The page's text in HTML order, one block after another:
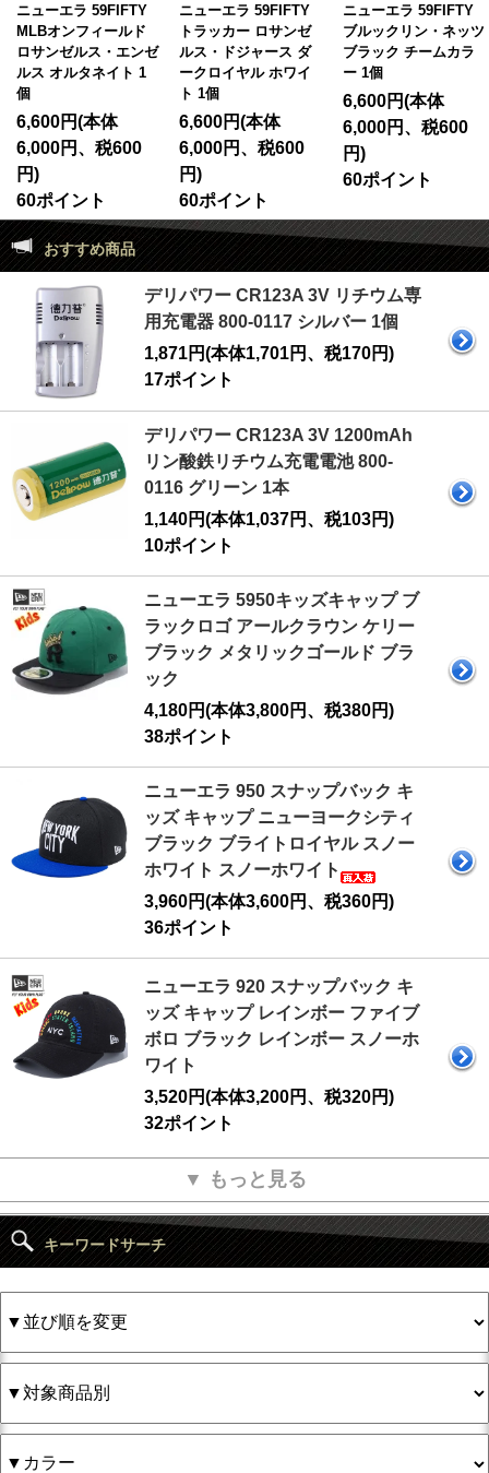
ニューエラ 59FIFTY
MLBオンフィールド
ロサンゼルス・エンゼ
ルス オルタネイト 1
個
6,600円(本体
6,000円、税600
円)
60ポイント
ニューエラ 59FIFTY
トラッカー ロサンゼ
ルス・ドジャース ダ
ークロイヤル ホワイ
ト 1個
6,600円(本体
6,000円、税600
円)
60ポイント
ニューエラ 59FIFTY
ブルックリン・ネッツ
ブラック チームカラ
ー 1個
6,600円(本体
6,000円、税600
円)
60ポイント
おすすめ商品
デリパワー CR123A 3V リチウム専
用充電器 800-0117 シルバー 1個
1,871円(本体1,701円、税170円)
17ポイント
デリパワー CR123A 3V 1200mAh
リン酸鉄リチウム充電電池 800-
0116 グリーン 1本
1,140円(本体1,037円、税103円)
10ポイント
ニューエラ 5950キッズキャップ ブ
ラックロゴ アールクラウン ケリー
ブラック メタリックゴールド ブラ
ック
4,180円(本体3,800円、税380円)
38ポイント
ニューエラ 950 スナップバック キ
ッズ キャップ ニューヨークシティ
ブラック ブライトロイヤル スノー
ホワイト スノーホワイト
3,960円(本体3,600円、税360円)
36ポイント
ニューエラ 920 スナップバック キ
ッズ キャップ レインボー ファイブ
ボロ ブラック レインボー スノーホ
ワイト
3,520円(本体3,200円、税320円)
32ポイント
▼ もっと見る
キーワードサーチ